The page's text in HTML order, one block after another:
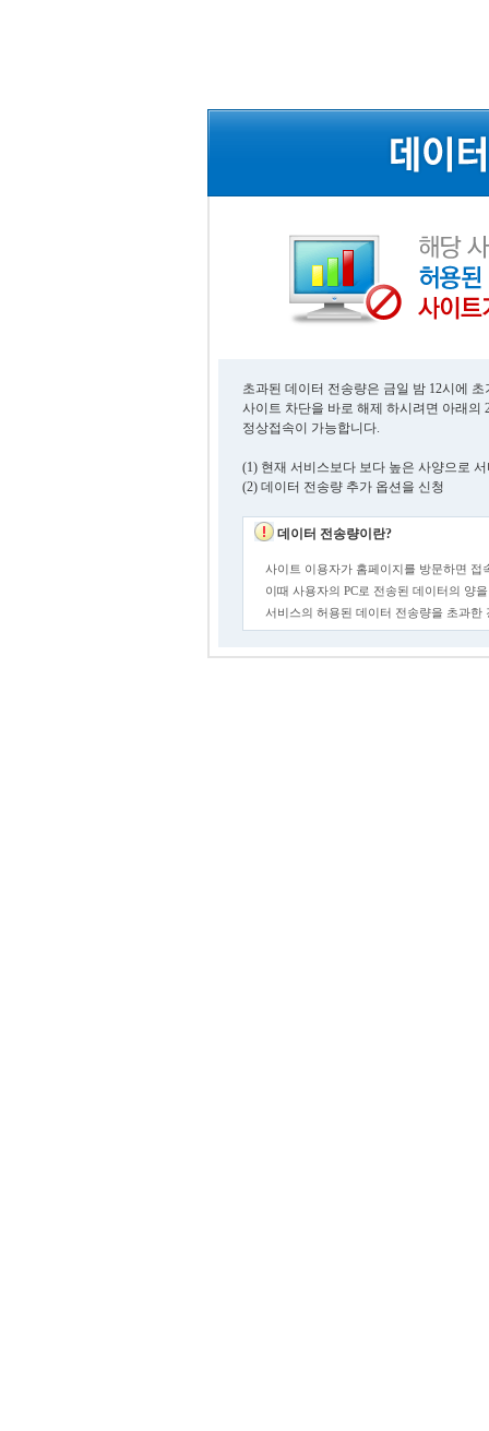
초과된 데이터 전송량은 금일 밤 12시에
사이트 차단을 바로 해제 하시려면 아래의
정상접속이 가능합니다.
(1) 현재 서비스보다 보다 높은 사양으로
(2) 데이터 전송량 추가 옵션을 신청
데이터 전송량이란?
사이트 이용자가 홈페이지를 방문하면 접
이때 사용자의 PC로 전송된 데이터의 양
서비스의 허용된 데이터 전송량을 초과